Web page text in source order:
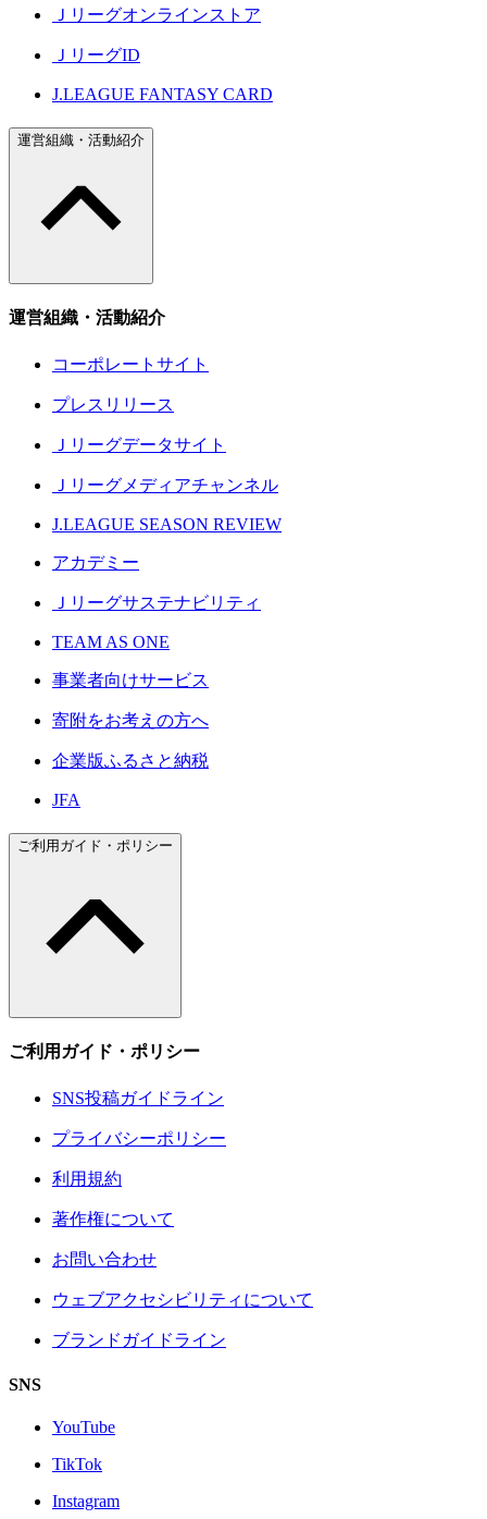
Ｊリーグオンラインストア
ＪリーグID
J.LEAGUE FANTASY CARD
運営組織・活動紹介
運営組織・活動紹介
コーポレートサイト
プレスリリース
Ｊリーグデータサイト
Ｊリーグメディアチャンネル
J.LEAGUE SEASON REVIEW
アカデミー
Ｊリーグサステナビリティ
TEAM AS ONE
事業者向けサービス
寄附をお考えの方へ
企業版ふるさと納税
JFA
ご利用ガイド・ポリシー
ご利用ガイド・ポリシー
SNS投稿ガイドライン
プライバシーポリシー
利用規約
著作権について
お問い合わせ
ウェブアクセシビリティについて
ブランドガイドライン
SNS
YouTube
TikTok
Instagram